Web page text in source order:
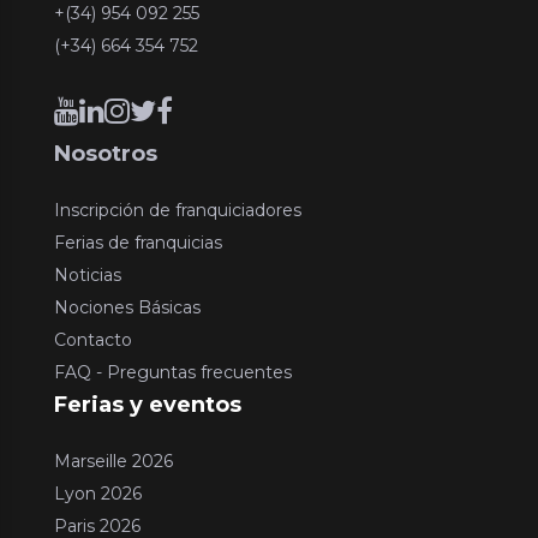
+(34) 954 092 255
(+34) 664 354 752
Nosotros
Inscripción de franquiciadores
Ferias de franquicias
Noticias
Nociones Básicas
Contacto
FAQ - Preguntas frecuentes
Ferias y eventos
Marseille 2026
Lyon 2026
Paris 2026